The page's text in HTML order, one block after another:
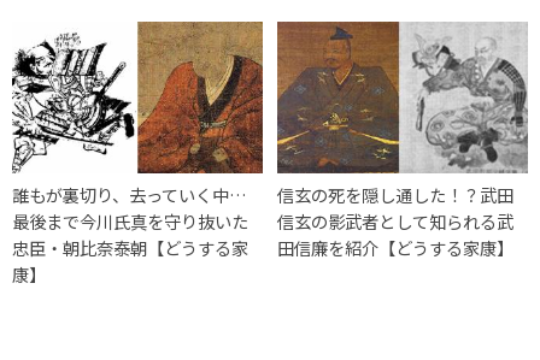
誰もが裏切り、去っていく中…
最後まで今川氏真を守り抜いた
忠臣・朝比奈泰朝【どうする家
康】
信玄の死を隠し通した！？武田
信玄の影武者として知られる武
田信廉を紹介【どうする家康】